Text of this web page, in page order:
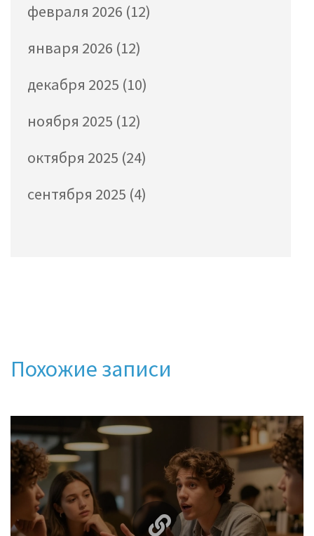
февраля 2026 (12)
января 2026 (12)
декабря 2025 (10)
ноября 2025 (12)
октября 2025 (24)
сентября 2025 (4)
Похожие записи